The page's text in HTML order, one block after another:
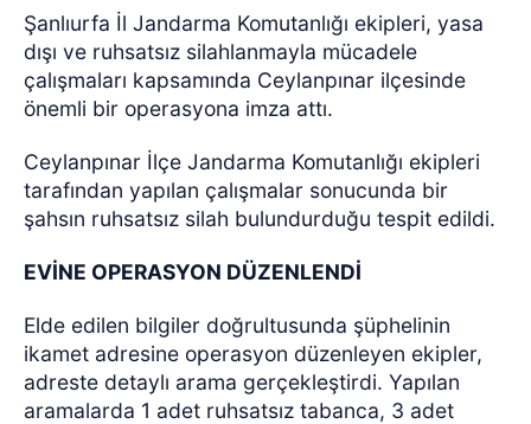
Şanlıurfa İl Jandarma Komutanlığı ekipleri, yasa
dışı ve ruhsatsız silahlanmayla mücadele
çalışmaları kapsamında Ceylanpınar ilçesinde
önemli bir operasyona imza attı.
Ceylanpınar İlçe Jandarma Komutanlığı ekipleri
tarafından yapılan çalışmalar sonucunda bir
şahsın ruhsatsız silah bulundurduğu tespit edildi.
EVİNE OPERASYON DÜZENLENDİ
Elde edilen bilgiler doğrultusunda şüphelinin
ikamet adresine operasyon düzenleyen ekipler,
adreste detaylı arama gerçekleştirdi. Yapılan
aramalarda 1 adet ruhsatsız tabanca, 3 adet